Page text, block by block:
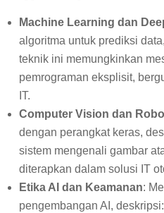
Machine Learning dan
algoritma untuk prediksi
teknik ini memungkinkan
pemrograman eksplisit,
IT.
Computer Vision dan
dengan perangkat keras,
sistem mengenali gambar
diterapkan dalam solusi IT
Etika AI dan Keamanan:
pengembangan AI,